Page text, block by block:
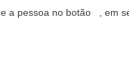
a pessoa no botão
, em